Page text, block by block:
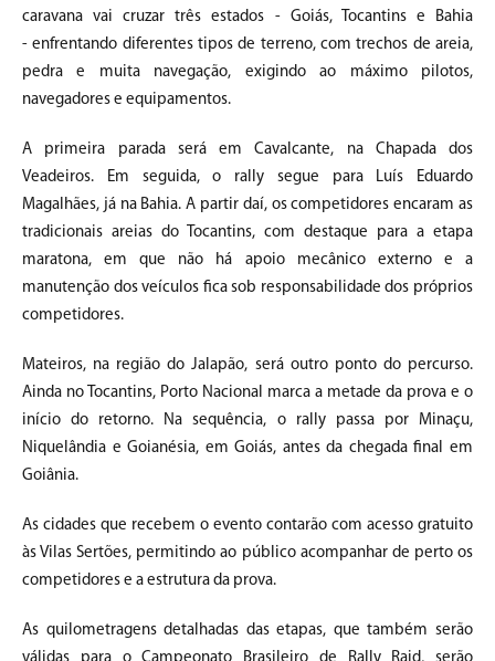
caravana vai cruzar três estados - Goiás, Tocantins e Bahia
- enfrentando diferentes tipos de terreno, com trechos de areia,
pedra e muita navegação, exigindo ao máximo pilotos,
navegadores e equipamentos.
A primeira parada será em Cavalcante, na Chapada dos
Veadeiros. Em seguida, o rally segue para Luís Eduardo
Magalhães, já na Bahia. A partir daí, os competidores encaram as
tradicionais areias do Tocantins, com destaque para a etapa
maratona, em que não há apoio mecânico externo e a
manutenção dos veículos fica sob responsabilidade dos próprios
competidores.
Mateiros, na região do Jalapão, será outro ponto do percurso.
Ainda no Tocantins, Porto Nacional marca a metade da prova e o
início do retorno. Na sequência, o rally passa por Minaçu,
Niquelândia e Goianésia, em Goiás, antes da chegada final em
Goiânia.
As cidades que recebem o evento contarão com acesso gratuito
às Vilas Sertões, permitindo ao público acompanhar de perto os
competidores e a estrutura da prova.
As quilometragens detalhadas das etapas, que também serão